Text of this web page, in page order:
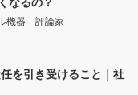
機器 評論家
を引き受けること｜社